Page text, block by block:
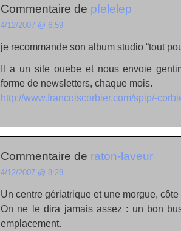
Commentaire de pfelelep
4/12/2007 @ 6:59
je recommande son album studio “tout
Il a un site ouebe et nous envoie
forme de newsletters, chaque mois.
http://www.francoiscorbier.com/spip/-
Commentaire de raton-laveur
4/12/2007 @ 8:28
Un centre gériatrique et une morgue, côte
On ne le dira jamais assez : un bon
emplacement.